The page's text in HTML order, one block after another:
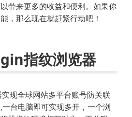
带来更多的收益和便利。如果你
，那么现在就赶紧行动吧！
指纹浏览器
现全球网站多平台账号防关联
台电脑即可实现多开，一个浏